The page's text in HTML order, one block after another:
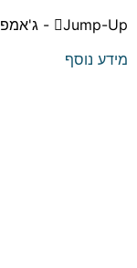
Jump-Up - ג'אמפ אפ, דרך חברון, ירושלים, ישראל
מידע נוסף